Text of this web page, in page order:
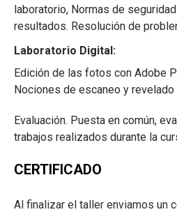
laboratorio, Normas de
resultados. Resolución de
Laboratorio Digital:
Edición de las fotos con Adobe
Nociones de escaneo y revelado
Evaluación. Puesta en común,
trabajos realizados durante la
CERTIFICADO
Al finalizar el taller enviamos un